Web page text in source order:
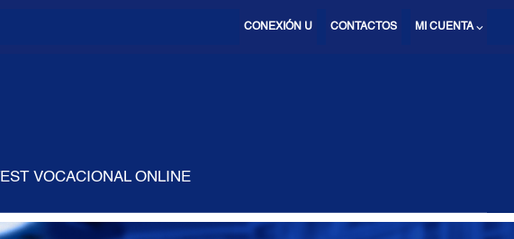
MI CUENTA ⌵
CONTACTOS
CONEXIÓN U
VOCACIONAL ONLINE